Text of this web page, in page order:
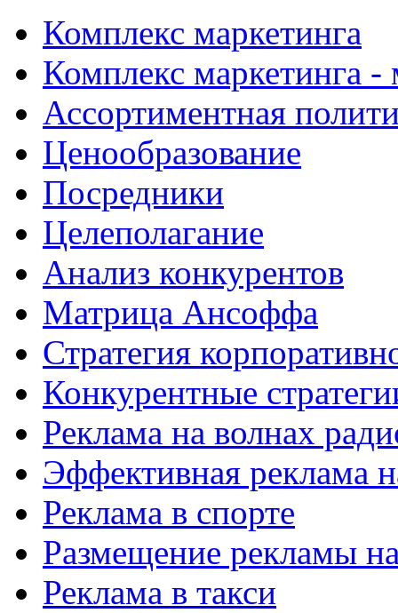
Комплекс маркетинга
Комплекс маркетинга
Ассортиментная
Ценообразование
Посредники
Целеполагание
Анализ конкурентов
Матрица Ансоффа
Стратегия
Конкурентные
Реклама на волнах
Эффективная реклама
Реклама в спорте
Размещение рекламы
Реклама в такси